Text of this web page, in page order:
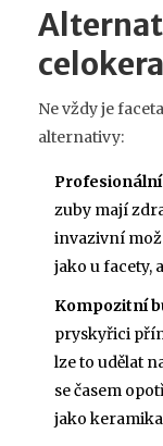
Ne vždy je
alternativy:
Profesionální
zuby mají
invazivní
jako u facety,
Kompozitní
pryskyřici
lze to udělat
se časem
jako